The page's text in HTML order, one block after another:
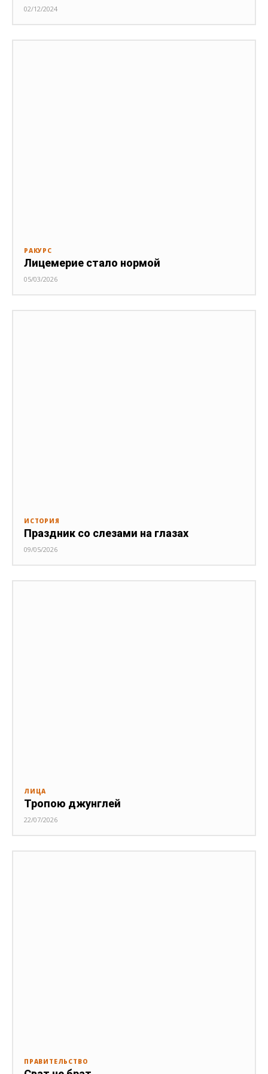
02/12/2024
РАКУРС
Лицемерие стало нормой
05/03/2026
ИСТОРИЯ
Праздник со слезами на глазах
09/05/2026
ЛИЦА
Тропою джунглей
22/07/2026
ПРАВИТЕЛЬСТВО